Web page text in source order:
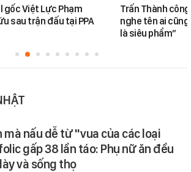
gốc Việt Lực Phạm
sau trận đấu tại PPA
Trấn Thành
nghe tên ai
là siêu phẩm”
mà nấu dễ từ "vua của các loại
gấp 38 lần táo: Phụ nữ ăn đều
và sống thọ